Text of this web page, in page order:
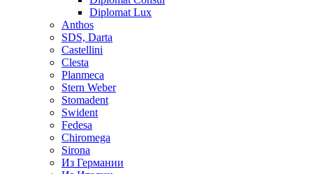
Diplomat Lux
Anthos
SDS, Darta
Castellini
Clesta
Planmeca
Stern Weber
Stomadent
Swident
Fedesa
Chiromega
Sirona
Из Германии